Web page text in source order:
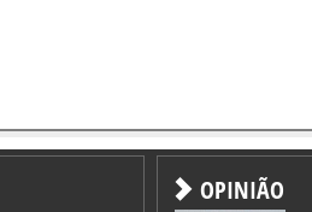
OPINIÃO